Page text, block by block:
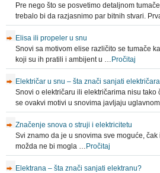
Pre nego što se posvetimo detaljnom
trebalo bi da razjasnimo par bitnih stvari.
Elisa ili propeler u snu
Snovi sa motivom elise različito se tumače
koji su ih pratili i ambijent u … Pročitaj
Električar u snu – šta znači sanjati
Snovi o električaru ili električarima nisu tako
se ovakvi motivi u snovima javljaju
Značenje snova o struji i elektricitetu
Svi znamo da je u snovima sve moguće,
možda ne bi mogla … Pročitaj
Elektrana – šta znači sanjati elektranu?